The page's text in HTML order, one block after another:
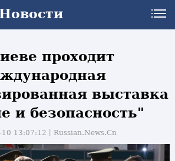
проходит
выставка
и безопасность"
10 13:07:12丨Russian.News.Cn